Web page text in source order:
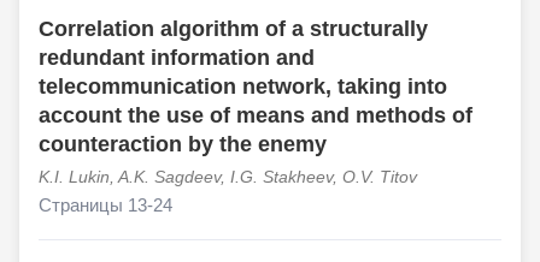
Correlation algorithm of a structurally
redundant information and
telecommunication network, taking into
account the use of means and methods of
counteraction by the enemy
K.I. Lukin, A.K. Sagdeev, I.G. Stakheev, O.V. Titov
Страницы 13-24